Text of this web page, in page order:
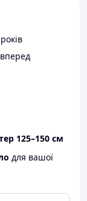
125–150 см
для вашої